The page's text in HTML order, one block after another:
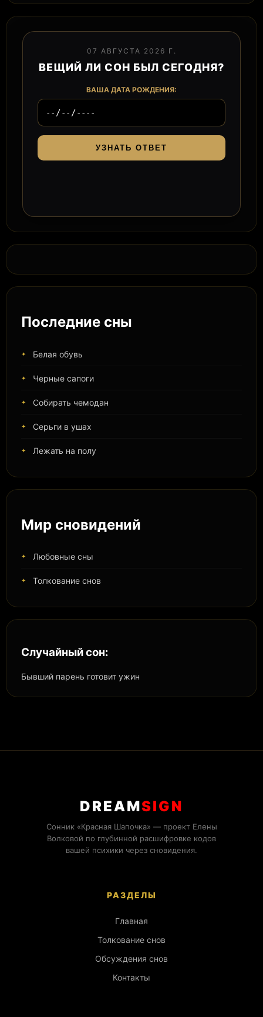
07 АВГУСТА 2026 Г.
ВЕЩИЙ ЛИ СОН БЫЛ СЕГОДНЯ?
ВАША ДАТА РОЖДЕНИЯ:
УЗНАТЬ ОТВЕТ
Последние сны
Белая обувь
Черные сапоги
Собирать чемодан
Серьги в ушах
Лежать на полу
Мир сновидений
Любовные сны
Толкование снов
Случайный сон:
Бывший парень готовит ужин
DREAMSIGN
Сонник «Красная Шапочка» — проект Елены
Волковой по глубинной расшифровке кодов
вашей психики через сновидения.
РАЗДЕЛЫ
Главная
Толкование снов
Обсуждения снов
Контакты